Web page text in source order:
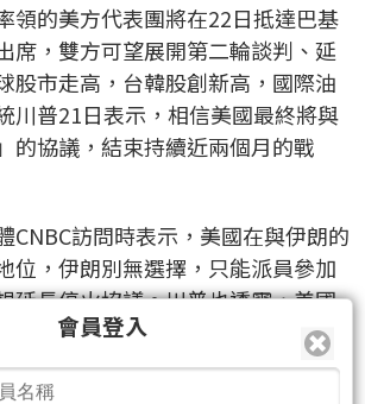
領的美方代表團將在22日抵達巴基
席，雙方可望展開第二輪談判、延
股市走高，台韓股創新高，國際油
川普21日表示，相信美國最終將與
的協議，結束持續近兩個月的戰
CNBC訪問時表示，美國在與伊朗的
位，伊朗別無選擇，只能派員參加
延長停火協議。川普也透露，美國
的船，船上疑似有「來自中國大陸
會員登入